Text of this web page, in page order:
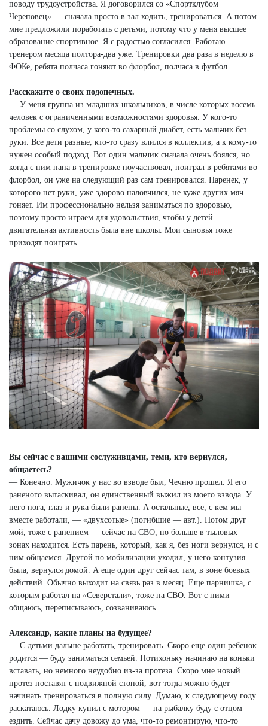
поводу трудоустройства. Я договорился со «Спортклубом
Череповец» — сначала просто в зал ходить, тренироваться. А потом
мне предложили поработать с детьми, потому что у меня высшее
образование спортивное. Я с радостью согласился. Работаю
тренером месяца полтора-два уже. Тренировки два раза в неделю в
ФОКе, ребята полчаса гоняют во флорбол, полчаса в футбол.
Расскажите о своих подопечных.
— У меня группа из младших школьников, в числе которых восемь
человек с ограниченными возможностями здоровья. У кого-то
проблемы со слухом, у кого-то сахарный диабет, есть мальчик без
руки. Все дети разные, кто-то сразу влился в коллектив, а к кому-то
нужен особый подход. Вот один мальчик сначала очень боялся, но
когда с ним папа в тренировке поучаствовал, поиграл в ребятами во
флорбол, он уже на следующий раз сам тренировался. Паренек, у
которого нет руки, уже здорово наловчился, не хуже других мяч
гоняет. Им профессионально нельзя заниматься по здоровью,
поэтому просто играем для удовольствия, чтобы у детей
двигательная активность была вне школы. Мои сыновья тоже
приходят поиграть.
Вы сейчас с вашими сослуживцами, теми, кто вернулся,
общаетесь?
— Конечно. Мужичок у нас во взводе был, Чечню прошел. Я его
раненого вытаскивал, он единственный выжил из моего взвода. У
него нога, глаз и рука были ранены. А остальные, все, с кем мы
вместе работали, — «двухсотые» (погибшие — авт.). Потом друг
мой, тоже с ранением — сейчас на СВО, но больше в тыловых
зонах находится. Есть парень, который, как я, без ноги вернулся, и с
ним общаемся. Другой по мобилизации уходил, у него контузия
была, вернулся домой. А еще один друг сейчас там, в зоне боевых
действий. Обычно выходит на связь раз в месяц. Еще парнишка, с
которым работал на «Северстали», тоже на СВО. Вот с ними
общаюсь, переписываюсь, созваниваюсь.
Александр, какие планы на будущее?
— С детьми дальше работать, тренировать. Скоро еще один ребенок
родится — буду заниматься семьей. Потихоньку начинаю на коньки
вставать, но немного неудобно из-за протеза. Скоро мне новый
протез поставят с подвижной стопой, вот тогда можно будет
начинать тренироваться в полную силу. Думаю, к следующему году
раскатаюсь. Лодку купил с мотором — на рыбалку буду с отцом
ездить. Сейчас дачу довожу до ума, что-то ремонтирую, что-то